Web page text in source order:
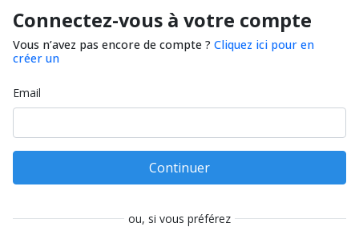
Connectez-vous à votre compte
Vous n’avez pas encore de compte ? Cliquez ici pour en
créer un
Email
Continuer
ou, si vous préférez